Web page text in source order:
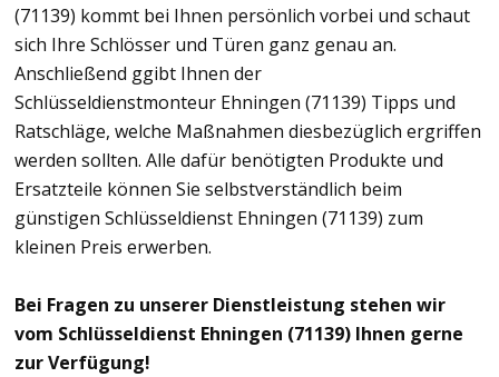
(71139) kommt bei Ihnen persönlich vorbei und schaut
sich Ihre Schlösser und Türen ganz genau an.
Anschließend ggibt Ihnen der
Schlüsseldienstmonteur Ehningen (71139) Tipps und
Ratschläge, welche Maßnahmen diesbezüglich ergriffen
werden sollten. Alle dafür benötigten Produkte und
Ersatzteile können Sie selbstverständlich beim
günstigen Schlüsseldienst Ehningen (71139) zum
kleinen Preis erwerben.
Bei Fragen zu unserer Dienstleistung stehen wir
vom Schlüsseldienst Ehningen (71139) Ihnen gerne
zur Verfügung!